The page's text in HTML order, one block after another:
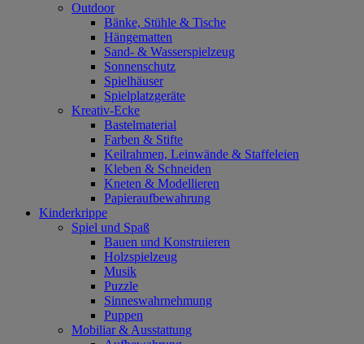
Outdoor
Bänke, Stühle & Tische
Hängematten
Sand- & Wasserspielzeug
Sonnenschutz
Spielhäuser
Spielplatzgeräte
Kreativ-Ecke
Bastelmaterial
Farben & Stifte
Keilrahmen, Leinwände & Staffeleien
Kleben & Schneiden
Kneten & Modellieren
Papieraufbewahrung
Kinderkrippe
Spiel und Spaß
Bauen und Konstruieren
Holzspielzeug
Musik
Puzzle
Sinneswahrnehmung
Puppen
Mobiliar & Ausstattung